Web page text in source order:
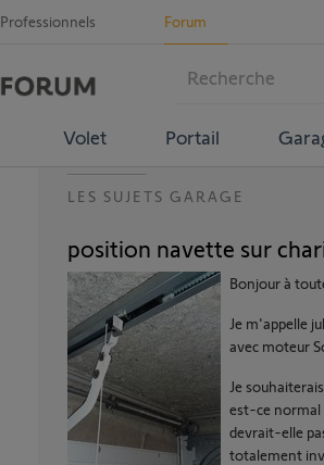
Professionnels Forum
Volet Portail
LES SUJETS GARAGE
position navette sur
Bonjour à
Je m'appelle
avec moteur
Je
est-ce normal
devrait-elle
totalement